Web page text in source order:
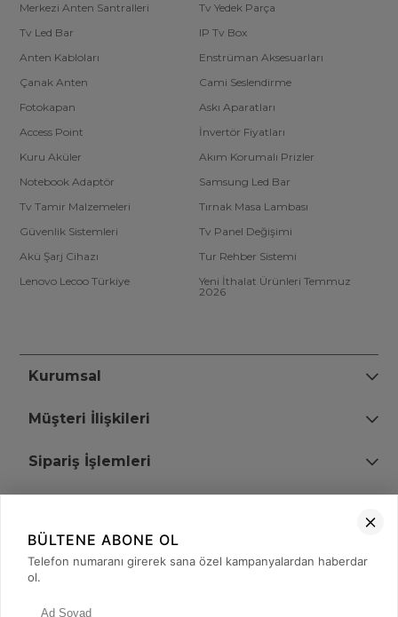
Merkezi Anten Santralleri
Tv Yedek Parça
Tv Led Bar
IP Tv Box
Anten Kabloları
Enstrüman Aksesuarları
Çanak Anten
Cami Seslendirme
Fotokapan
Askı Aparatları
Access Point
İnvertör Fiyatları
Kuru Aküler
Akım Korumalı Prizler
Notebook Adaptör
Samsung Led Bar
Tv Tamir Malzemeleri
Tırnak Masa Lambası
Güvenlik Sistemleri
Tv Panel Değişimi
Akü Şarj Cihazı
Tur Rehber Sistemi
Lenovo Lecoo Türkiye
Yeni İthalat Ürünleri Temmuz
2026
Kurumsal
Müşteri İlişkileri
Sipariş İşlemleri
+90 (850) 473 08 08
BÜLTENE ABONE OL
Telefon numaranı girerek sana özel kampanyalardan haberdar
ol.